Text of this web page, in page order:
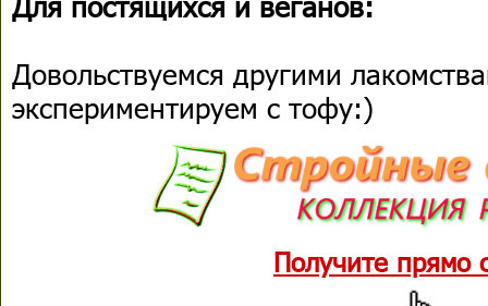
Довольствуемся другими
экспериментируем с тофу:)
Получите прямо